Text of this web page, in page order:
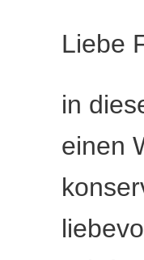
Liebe
in
einen